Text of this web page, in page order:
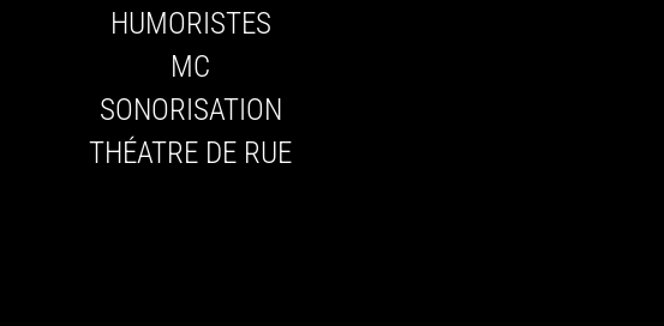
HUMORISTES
MC
SONORISATION
THÉATRE DE RUE